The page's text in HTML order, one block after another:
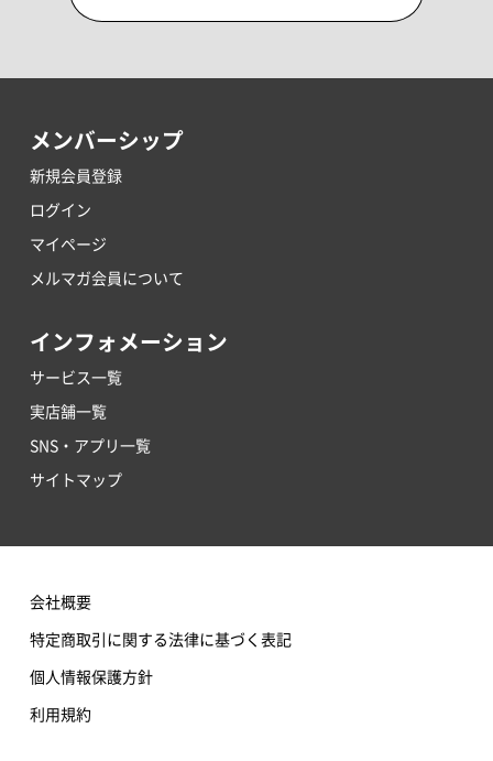
メンバーシップ
新規会員登録
ログイン
マイページ
メルマガ会員について
インフォメーション
サービス一覧
実店舗一覧
SNS・アプリ一覧
サイトマップ
会社概要
特定商取引に関する法律に基づく表記
個人情報保護方針
利用規約